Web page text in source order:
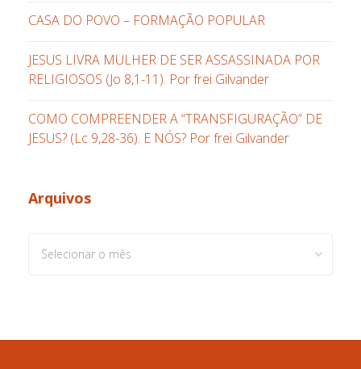
CASA DO POVO – FORMAÇÃO POPULAR
JESUS LIVRA MULHER DE SER ASSASSINADA POR
RELIGIOSOS (Jo 8,1-11). Por frei Gilvander
COMO COMPREENDER A “TRANSFIGURAÇÃO” DE
JESUS? (Lc 9,28-36). E NÓS? Por frei Gilvander
Arquivos